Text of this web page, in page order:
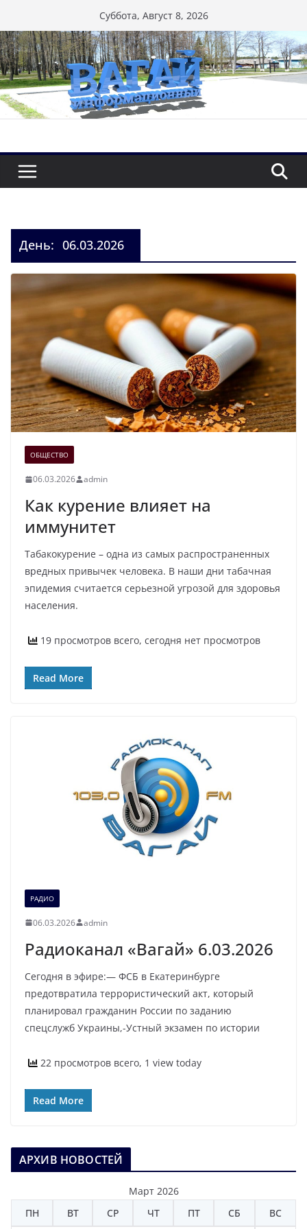
к
содержимому
Суббота, Август 8, 2026
День: 06.03.2026
ОБЩЕСТВО
06.03.2026 admin
Как курение влияет на
иммунитет
Табакокурение – одна из самых распространенных
вредных привычек человека. В наши дни табачная
эпидемия считается серьезной угрозой для здоровья
населения.
19 просмотров всего, сегодня нет просмотров
Read More
РАДИО
06.03.2026 admin
Радиоканал «Вагай» 6.03.2026
Сегодня в эфире:— ФСБ в Екатеринбурге
предотвратила террористический акт, который
планировал гражданин России по заданию
спецслужб Украины,-Устный экзамен по истории
22 просмотров всего, 1 view today
Read More
АРХИВ НОВОСТЕЙ
Март 2026
ПН
ВТ СР ЧТ ПТ СБ ВС